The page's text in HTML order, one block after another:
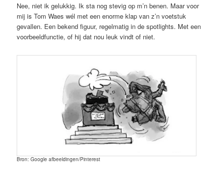
Nee, niet ik gelukkig. Ik sta nog stevig op m’n benen. Maar voor
mij is Tom Waes wél met een enorme klap van z’n voetstuk
gevallen. Een bekend figuur, regelmatig in de spotlights. Met een
voorbeeldfunctie, of hij dat nou leuk vindt of niet.
Bron: Google afbeeldingen/Pinterest